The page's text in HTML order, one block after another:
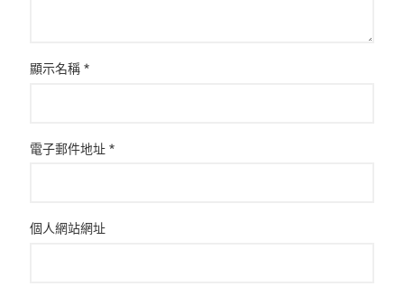
顯示名稱 *
電子郵件地址 *
個人網站網址